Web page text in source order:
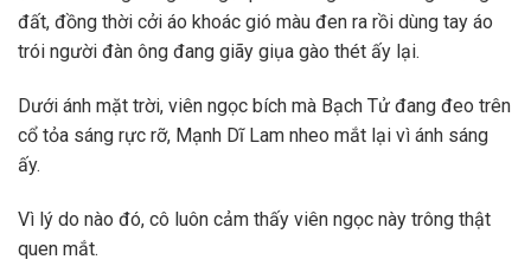
đất, đồng thời cởi áo khoác gió màu đen ra rồi dùng tay áo
trói người đàn ông đang giãy giụa gào thét ấy lại.
Dưới ánh mặt trời, viên ngọc bích mà Bạch Tử đang đeo trên
cổ tỏa sáng rực rỡ, Mạnh Dĩ Lam nheo mắt lại vì ánh sáng
ấy.
Vì lý do nào đó, cô luôn cảm thấy viên ngọc này trông thật
quen mắt.